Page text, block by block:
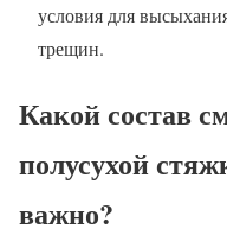
условия для
трещин.
Какой состав
полусухой
важно?